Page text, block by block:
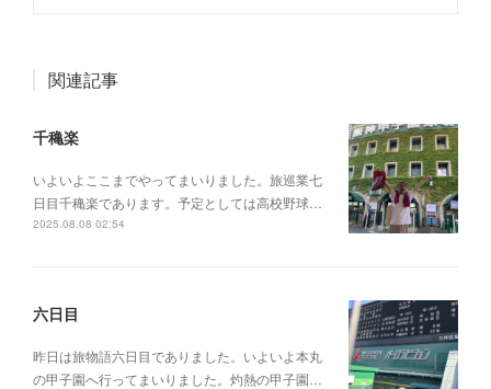
関連記事
千穐楽
いよいよここまでやってまいりました。旅巡業七
日目千穐楽であります。予定としては高校野球…
2025.08.08 02:54
六日目
昨日は旅物語六日目でありました。いよいよ本丸
の甲子園へ行ってまいりました。灼熱の甲子園…